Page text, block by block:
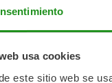
usa cookies
este sitio web se
rotas